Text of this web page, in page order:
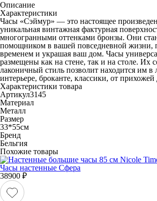
Описание
Характеристики
Часы «Сэймур» — это настоящее
уникальная винтажная фактурная
многогранными оттенками бронзы. Они
помощником в вашей повседневной жизни,
временем и украшая ваш дом. Часы
размещены как на стене, так и на столе. Их
лаконичный стиль позволит находится им
интерьере, броканте, классики, от прихожей
Характеристики товара
Артикул3145
Материал
Металл
Размер
33*55см
Бренд
Бельгия
Похожие товары
Часы настенные Сфера
38900 ₽